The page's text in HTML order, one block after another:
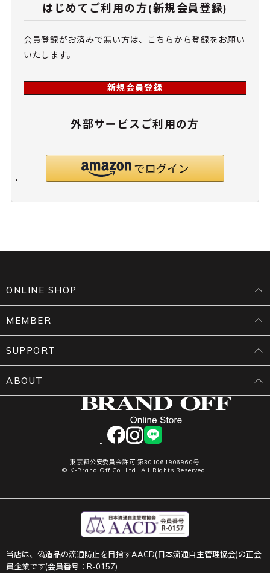
はじめてご利用の方(新規会員登録)
会員登録がお済みで無い方は、こちらから登録をお願い
いたします。
新規会員登録
外部サービスご利用の方
facebookinstagram
LINE
東京都公安委員会許可 第301061906960号
© K-Brand Off Co.,Ltd. All Rights Reserved.
ONLINE SHOP
MEMBER
SUPPORT
ABOUT
当店は、偽造品の流通防止を目指すAACD(日本流通自主管理協会)の正会
員企業です(会員番号：R-0157)